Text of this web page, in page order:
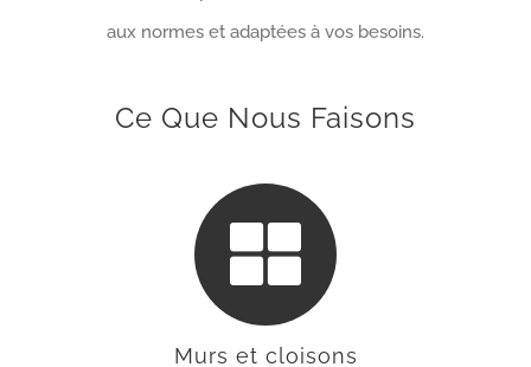
aux normes et adaptées à vos besoins.
Ce Que Nous Faisons
Murs et cloisons